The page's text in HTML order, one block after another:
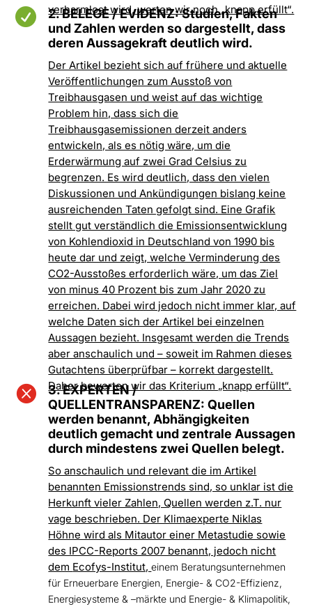
verharmlost wird, werten wir noch „knapp erfüllt“.

2. BELEGE / EVIDENZ: Studien, Fakten
und Zahlen werden so dargestellt, dass
deren Aussagekraft deutlich wird.
Der Artikel bezieht sich auf frühere und aktuelle
Veröffentlichungen zum Ausstoß von
Treibhausgasen und weist auf das wichtige
Problem hin, dass sich die
Treibhausgasemissionen derzeit anders
entwickeln, als es nötig wäre, um die
Erderwärmung auf zwei Grad Celsius zu
begrenzen. Es wird deutlich, dass den vielen
Diskussionen und Ankündigungen bislang keine
ausreichenden Taten gefolgt sind. Eine Grafik
stellt gut verständlich die Emissionsentwicklung
von Kohlendioxid in Deutschland von 1990 bis
heute dar und zeigt, welche Verminderung des
CO2-Ausstoßes erforderlich wäre, um das Ziel
von minus 40 Prozent bis zum Jahr 2020 zu
erreichen. Dabei wird jedoch nicht immer klar, auf
welche Daten sich der Artikel bei einzelnen
Aussagen bezieht. Insgesamt werden die Trends
aber anschaulich und – soweit im Rahmen dieses
Gutachtens überprüfbar – korrekt dargestellt.
Daher bewerten wir das Kriterium „knapp erfüllt“.

3. EXPERTEN /
QUELLENTRANSPARENZ: Quellen
werden benannt, Abhängigkeiten
deutlich gemacht und zentrale Aussagen
durch mindestens zwei Quellen belegt.
So anschaulich und relevant die im Artikel
benannten Emissionstrends sind, so unklar ist die
Herkunft vieler Zahlen, Quellen werden z.T. nur
vage beschrieben. Der Klimaexperte Niklas
Höhne wird als Mitautor einer Metastudie sowie
des IPCC-Reports 2007 benannt, jedoch nicht
dem Ecofys-Institut,einem Beratungsunternehmen
für Erneuerbare Energien, Energie- & CO2-Effizienz,
Energiesysteme & –märkte und Energie- & Klimapolitik,